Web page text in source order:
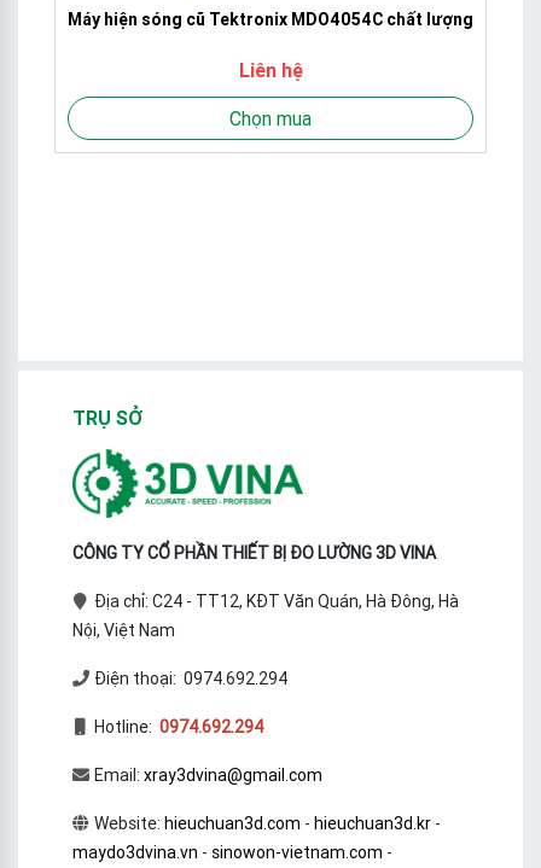
Máy hiện sóng cũ Tektronix MDO4054C chất lượng
Liên hệ
Chọn mua
TRỤ SỞ
CÔNG TY CỔ PHẦN THIẾT BỊ ĐO LƯỜNG 3D VINA
Địa chỉ: C24 - TT12, KĐT Văn Quán, Hà Đông, Hà
Nội, Việt Nam
Điện thoại: 0974.692.294
Hotline: 0974.692.294
Email: xray3dvina@gmail.com
Website: hieuchuan3d.com - hieuchuan3d.kr-
maydo3dvina.vn - sinowon-vietnam.com -